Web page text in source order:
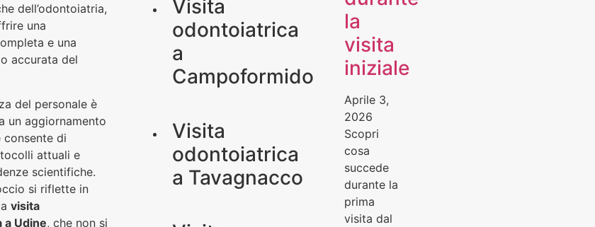
dell’odontoiatria,
una
e una
accurata del
del personale è
un aggiornamento
consente di
attuali e
scientifiche.
si riflette in
visita
a Udine, che non si
Visita
odontoiatrica
a
Campoformido
Visita
odontoiatrica
a Tavagnacco
la
visita
iniziale
Aprile 3,
2026
Scopri
cosa
succede
durante la
prima
visita dal